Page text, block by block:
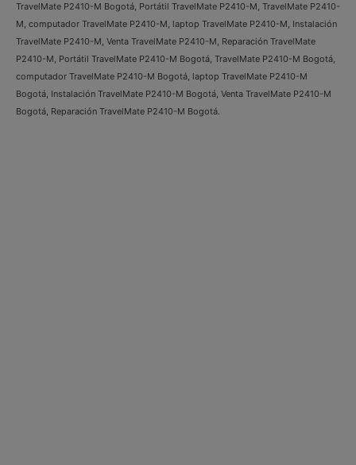
TravelMate P2410-M Bogotá, Portátil TravelMate P2410-M, TravelMate P2410-
M, computador TravelMate P2410-M, laptop TravelMate P2410-M, Instalación
TravelMate P2410-M, Venta TravelMate P2410-M, Reparación TravelMate
P2410-M, Portátil TravelMate P2410-M Bogotá, TravelMate P2410-M Bogotá,
computador TravelMate P2410-M Bogotá, laptop TravelMate P2410-M
Bogotá, Instalación TravelMate P2410-M Bogotá, Venta TravelMate P2410-M
Bogotá, Reparación TravelMate P2410-M Bogotá.